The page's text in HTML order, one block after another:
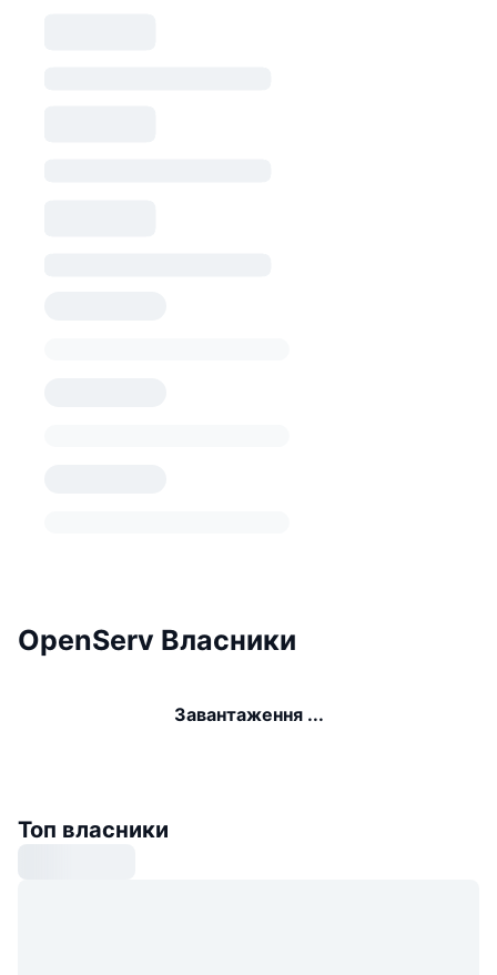
OpenServ Власники
Завантаження ...
Топ власники